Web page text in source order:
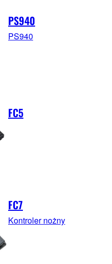
PS940
PS940
FC5
FC7
Kontroler nożny